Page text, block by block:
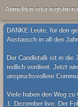
Anmelden oder
DANKE Leute, für den
Austausch in all den
Der Candletalk ist in die
redlich verdient. Jetzt
anspruchsvollere
Viele haben den Weg zu
1. Dezember live. Der